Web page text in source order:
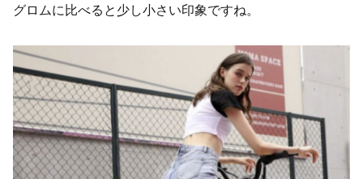
グロムに比べると少し小さい印象ですね。